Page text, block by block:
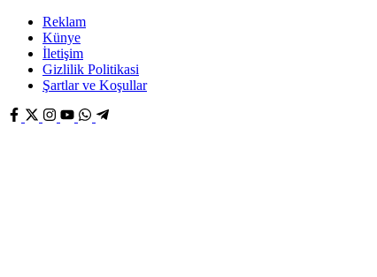
Reklam
Künye
İletişim
Gizlilik Politikasi
Şartlar ve Koşullar